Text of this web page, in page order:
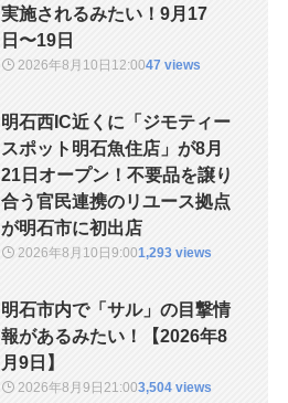
実施されるみたい！9月17
日〜19日
2026年8月10日 12:0047 views
明石西IC近くに「ジモティー
スポット明石魚住店」が8月
21日オープン！不要品を譲り
合う官民連携のリユース拠点
が明石市に初出店
2026年8月10日9:001,293 views
明石市内で「サル」の目撃情
報があるみたい！【2026年8
月9日】
2026年8月9日 21:003,504 views